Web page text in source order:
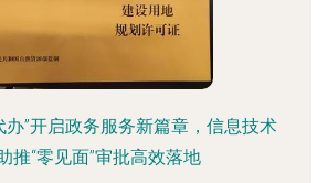
办”开启政务服务新篇章，信息技术
推“零见面”审批高效落地